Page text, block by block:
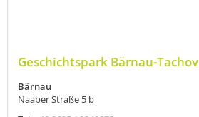
Geschichtspark Bärnau-Tachov
Bärnau
Naaber Straße 5 b